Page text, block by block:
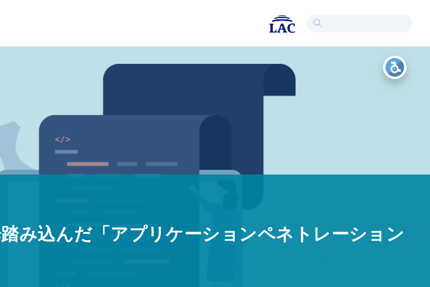
み込んだ「アプリケーションペネトレーション